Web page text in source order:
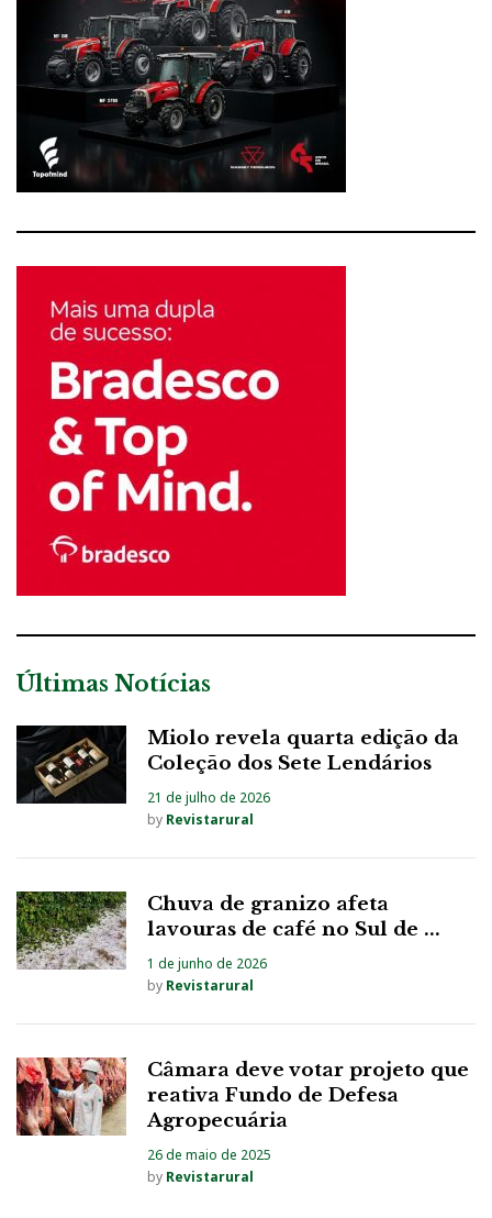
Últimas Notícias
Miolo revela quarta edição da
Coleção dos Sete Lendários
21 de julho de 2026
by Revistarural
Chuva de granizo afeta
lavouras de café no Sul de ...
1 de junho de 2026
by Revistarural
Câmara deve votar projeto que
reativa Fundo de Defesa
Agropecuária
26 de maio de 2025
by Revistarural